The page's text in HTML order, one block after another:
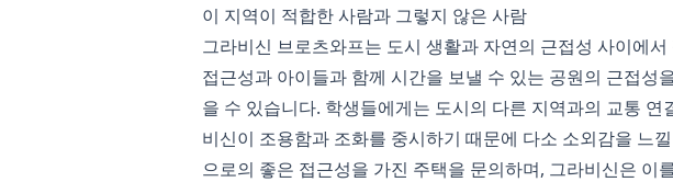
이 지역이 적합한 사람과 그렇지 않은 사람
그라비신 브로츠와프는 도시 생활과 자연의 근접성 사이에
접근성과 아이들과 함께 시간을 보낼 수 있는 공원의 근접
을 수 있습니다. 학생들에게는 도시의 다른 지역과의 교통
비신이 조용함과 조화를 중시하기 때문에 다소 소외감을 느
으로의 좋은 접근성을 가진 주택을 문의하며, 그라비신은 이